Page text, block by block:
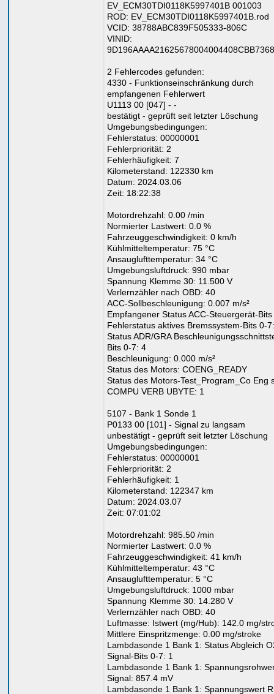
EV_ECM30TDI0118K5997401B 001003
ROD: EV_ECM30TDI0118K5997401B.rod
VCID: 38788ABC839F505333-806C
VINID:
2 Fehlercodes gefunden:
4330 - Funktionseinschränkung durch
empfangenen Fehlerwert
U1113 00 [047] - -
bestätigt - geprüft seit letzter Löschung
Umgebungsbedingungen:
Fehlerstatus: 00000001
Fehlerpriorität: 2
Fehlerhäufigkeit: 7
Kilometerstand: 122330 km
Datum: 2024.03.06
Zeit: 18:22:38
Motordrehzahl: 0.00 /min
Normierter Lastwert: 0.0 %
Fahrzeuggeschwindigkeit: 0 km/h
Kühlmitteltemperatur: 75 °C
Ansauglufttemperatur: 34 °C
Umgebungsluftdruck: 990 mbar
Spannung Klemme 30: 11.500 V
Verlernzähler nach OBD: 40
ACC-Sollbeschleunigung: 0.007 m/s²
Empfangener Status ACC-Steuergerät-
Fehlerstatus aktives Bremssystem-Bits 0-
Status ADR/GRA
Bits 0-7: 4
Beschleunigung: 0.000 m/s²
Status des Motors: COENG_READY
Status des Motors-Test_Program_Co Eng
COMPU VERB UBYTE: 1
5107 - Bank 1 Sonde 1
P0133 00 [101] - Signal zu langsam
unbestätigt - geprüft seit letzter Löschung
Umgebungsbedingungen:
Fehlerstatus: 00000001
Fehlerpriorität: 2
Fehlerhäufigkeit: 1
Kilometerstand: 122347 km
Datum: 2024.03.07
Zeit: 07:01:02
Motordrehzahl: 985.50 /min
Normierter Lastwert: 0.0 %
Fahrzeuggeschwindigkeit: 41 km/h
Kühlmitteltemperatur: 43 °C
Ansauglufttemperatur: 5 °C
Umgebungsluftdruck: 1000 mbar
Spannung Klemme 30: 14.280 V
Verlernzähler nach OBD: 40
Luftmasse: Istwert (mg/Hub): 142.0 mg/
Mittlere Einspritzmenge: 0.00 mg/stroke
Lambdasonde 1 Bank 1: Status Abgleich
Signal-Bits 0-7: 1
Lambdasonde 1 Bank 1:
Signal: 857.4 mV
Lambdasonde 1 Bank 1: Spannungswert